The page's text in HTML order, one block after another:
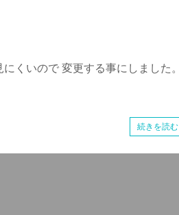
くいので 変更する事にしました。
続きを読む